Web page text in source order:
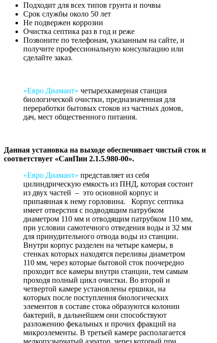
Подходит для всех типов грунта и почвы
Срок службы около 50 лет
Не подвержен коррозии
Очистка септика раз в год и реже
Позвоните по телефонам, указанным на сайте, и
получите профессиональную консультацию или
сделайте заказ.
«Евро Диамант» четырехкамерная станция
биологической очистки, предназначенная для
переработки бытовых стоков из частных домов,
дач, мест общественного питания.
Данная установка на выходе обеспечивает чистый сток и
соответствует «СанПин 2.1.5.980-00».
«Евро Диамант» представляет из себя
цилиндрическую емкость из ПНД, которая состоит
из двух частей – это основной корпус и
припаянная к нему горловина. Корпус септика
имеет отверстия с подводящим патрубком
диаметром 110 мм и отводящим патрубком 110 мм,
при условии самотечного отведения воды и 32 мм
для принудительного отвода воды из станции.
Внутри корпус разделен на четыре камеры, в
стенках которых находятся переливы диаметром
110 мм, через которые бытовой сток поочередно
проходит все камеры внутри станции, тем самым
проходя полный цикл очистки. Во второй и
четвертой камере установлены ершики, на
которых после поступления биологических
элементов в составе стока образуются колонии
бактерий, в дальнейшем они способствуют
разложению фекальных и прочих фракций на
микроэлементы. В третьей камере располагается
мелкопузырчатый аэратор, через который при